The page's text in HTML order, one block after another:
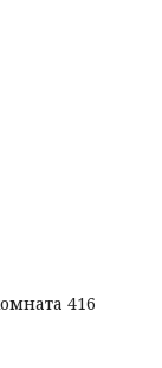
416